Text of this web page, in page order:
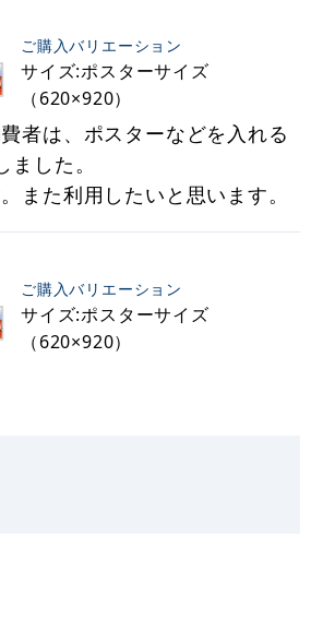
ご購入バリエーション
サイズ:ポスターサイズ
（620×920）
者は、ポスターなどを入れる
した。
また利用したいと思います。
ご購入バリエーション
サイズ:ポスターサイズ
（620×920）